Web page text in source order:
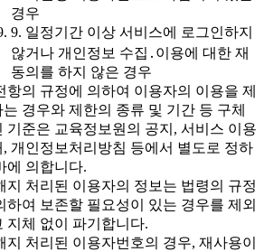
경우
9. 일정기간 이상 서비스에 로그인하지
않거나 개인정보 수집․이용에 대한 재
동의를 하지 않은 경우
의 규정에 의하여 이용자의 이용을 제
는 경우와 제한의 종류 및 기간 등 구체
기준은 교육정보원의 공지, 서비스 이용
, 개인정보처리방침 등에서 별도로 정하
에 의합니다.
처리된 이용자의 정보는 법령의 규정
하여 보존할 필요성이 있는 경우를 제외
지체 없이 파기합니다.
처리된 이용자번호의 경우, 재사용이